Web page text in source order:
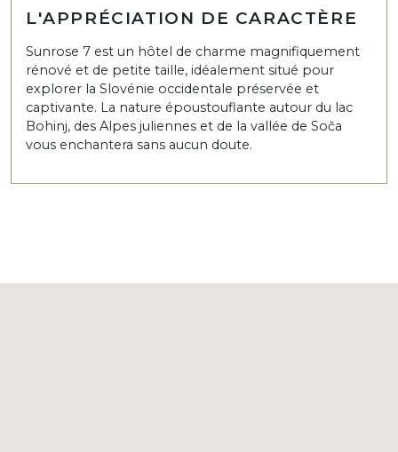
L'APPRÉCIATION DE CARACTÈRE
Sunrose 7 est un hôtel de charme magnifiquement
rénové et de petite taille, idéalement situé pour
explorer la Slovénie occidentale préservée et
captivante. La nature époustouflante autour du lac
Bohinj, des Alpes juliennes et de la vallée de Soča
vous enchantera sans aucun doute.